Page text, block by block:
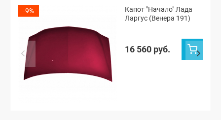
-9%
Капот "Начало" Лада
Ларгус (Венера 191)
16 560 руб.